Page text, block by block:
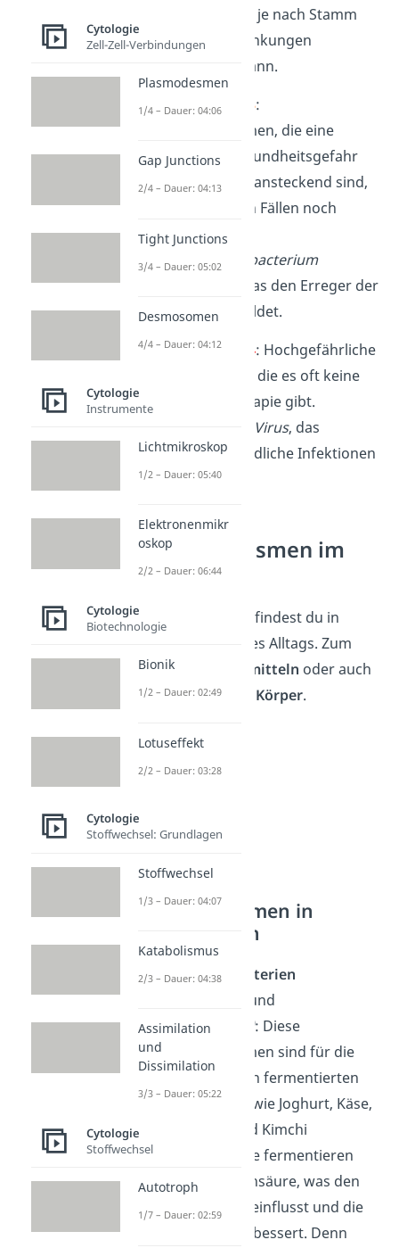
Bakterium, das je nach Stamm
Durchfallerkrankungen
verursachen kann.
Risikogruppe 3:
Mikroorganismen, die eine
erhebliche Gesundheitsgefahr
darstellen und ansteckend sind,
jedoch in vielen Fällen noch
behandelbar.
Beispiel: Mycobacterium
, das den Erreger der
Tuberkulose bildet.
Risikogruppe 4: Hochgefährliche
Erreger, gegen die es oft keine
wirksame Therapie gibt.
Beispiel: Ebola-Virus, das
schwere, oft tödliche Infektionen
verursacht.
Mikroorganismen im
Alltag
Mikroorganismen
findest du in
vielen Bereichen des Alltags. Zum
Beispiel in
Lebensmitteln oder auch
in deinem eigenen Körper.
Mikroorganismen in
Lebensmitteln
Milchsäurebakterien
und
Streptococcus): Diese
Mikroorganismen sind für die
Herstellung von fermentierten
Lebensmitteln wie Joghurt, Käse,
Sauerkraut und Kimchi
unerlässlich. Sie fermentieren
Zucker zu Milchsäure, was den
Geschmack beeinflusst und die
Haltbarkeit verbessert. Denn
Cytologie
Zell-Zell-Verbindungen
Plasmodesmen
1/4 – Dauer: 04:06
Gap Junctions
2/4 – Dauer: 04:13
Tight Junctions
3/4 – Dauer: 05:02
Desmosomen
4/4 – Dauer: 04:12
Cytologie
Instrumente
Lichtmikroskop
1/2 – Dauer: 05:40
Elektronenmikr
oskop
2/2 – Dauer: 06:44
Cytologie
Biotechnologie
Bionik
1/2 – Dauer: 02:49
Lotuseffekt
2/2 – Dauer: 03:28
Cytologie
Stoffwechsel: Grundlagen
Stoffwechsel
1/3 – Dauer: 04:07
Katabolismus
2/3 – Dauer: 04:38
Assimilation
und
Dissimilation
3/3 – Dauer: 05:22
Cytologie
Stoffwechsel
Autotroph
1/7 – Dauer: 02:59